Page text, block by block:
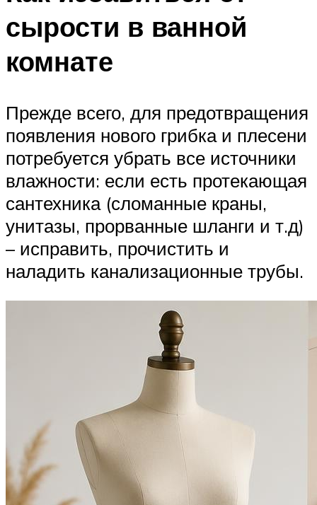
сырости в ванной
комнате
Прежде всего, для предотвращения
появления нового грибка и плесени
потребуется убрать все источники
влажности: если есть протекающая
сантехника (сломанные краны,
унитазы, прорванные шланги и т.д)
– исправить, прочистить и
наладить канализационные трубы.